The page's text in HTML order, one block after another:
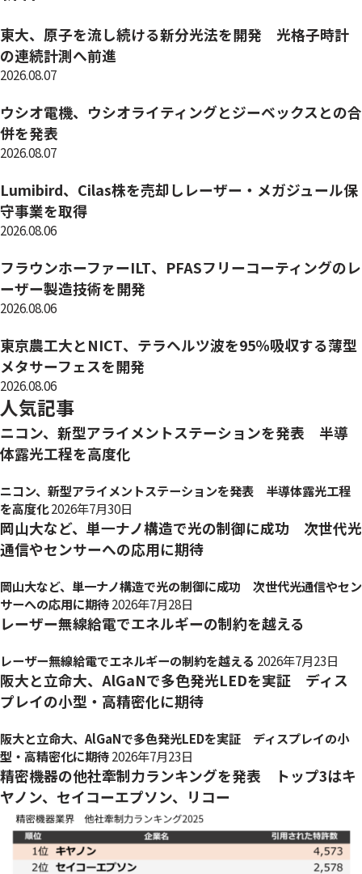
東大、原子を流し続ける新分光法を開発 光格子時計
の連続計測へ前進
2026.08.07
ウシオ電機、ウシオライティングとジーベックスとの合
併を発表
2026.08.07
Lumibird、Cilas株を売却しレーザー・メガジュール保
守事業を取得
2026.08.06
フラウンホーファーILT、PFASフリーコーティングのレ
ーザー製造技術を開発
2026.08.06
東京農工大とNICT、テラヘルツ波を95％吸収する薄型
メタサーフェスを開発
2026.08.06
人気記事
ニコン、新型アライメントステーションを発表 半導
体露光工程を高度化
ニコン、新型アライメントステーションを発表 半導体露光工程
を高度化2026年7月30日
岡山大など、単一ナノ構造で光の制御に成功 次世代光
通信やセンサーへの応用に期待
岡山大など、単一ナノ構造で光の制御に成功 次世代光通信やセン
サーへの応用に期待2026年7月28日
レーザー無線給電でエネルギーの制約を越える
レーザー無線給電でエネルギーの制約を越える 2026年7月23日
阪大と立命大、AlGaNで多色発光LEDを実証 ディス
プレイの小型・高精密化に期待
阪大と立命大、AlGaNで多色発光LEDを実証 ディスプレイの小
型・高精密化に期待2026年7月23日
精密機器の他社牽制力ランキングを発表 トップ3はキ
ヤノン、セイコーエプソン、リコー